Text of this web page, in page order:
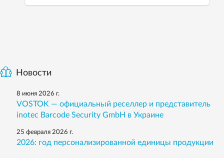
Новости
8 июня 2026 г.
VOSTOK — официальный реселлер и представитель
inotec Barcode Security GmbH в Украине
25 февраля 2026 г.
2026: год персонализированной единицы продукции